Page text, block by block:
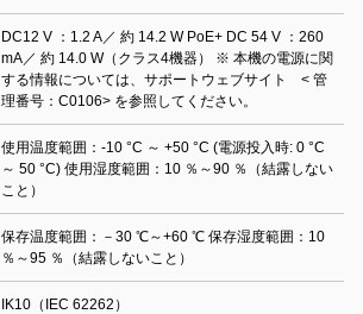
DC12 V ：1.2 A／ 約 14.2 W PoE+ DC 54 V ：260
mA／ 約 14.0 W（クラス4機器） ※ 本機の電源に関
する情報については、サポートウェブサイト < 管
理番号：C0106> を参照してください。
使用温度範囲：-10 °C ～ +50 °C (電源投入時: 0 °C
～ 50 °C) 使用湿度範囲：10 ％～90 ％（結露しない
こと）
保存温度範囲：－30 ℃～+60 ℃ 保存湿度範囲：10
％～95 ％（結露しないこと）
IK10（IEC 62262）